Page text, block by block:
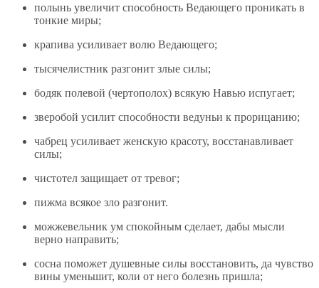
полынь увеличит способность Ведающего проникать в
тонкие миры;
крапива усиливает волю Ведающего;
тысячелистник разгонит злые силы;
бодяк полевой (чертополох) всякую Навью испугает;
зверобой усилит способности ведуньи к прорицанию;
чабрец усиливает женскую красоту, восстанавливает
силы;
чистотел защищает от тревог;
пижма всякое зло разгонит.
можжевельник ум спокойным сделает, дабы мысли
верно направить;
сосна поможет душевные силы восстановить, да чувство
вины уменьшит, коли от него болезнь пришла;